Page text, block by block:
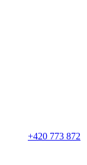
+420 773 872